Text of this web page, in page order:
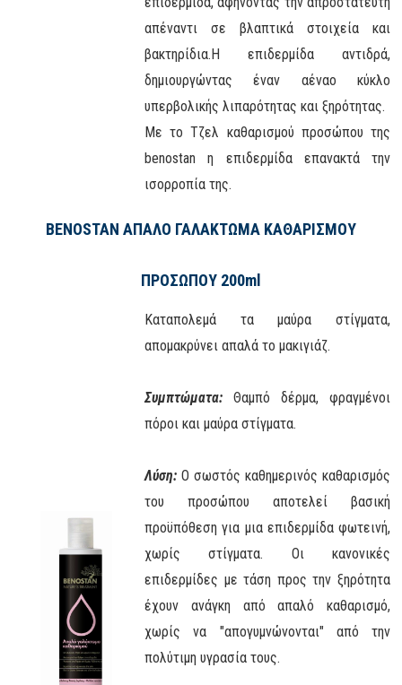
απέναντι σε βλαπτικά στοιχεία και
βακτηρίδια.Η επιδερμίδα αντιδρά,
δημιουργώντας έναν αέναο κύκλο
υπερβολικής λιπαρότητας και ξηρότητας.
Με το Τζελ καθαρισμού προσώπου της
benostan η επιδερμίδα επανακτά την
ισορροπία της.
BENOSTAN ΑΠΑΛΟ ΓΑΛΑΚΤΩΜΑ ΚΑΘΑΡΙΣΜΟΥ
ΠΡΟΣΩΠΟΥ 200ml
Καταπολεμά τα μαύρα στίγματα,
απομακρύνει απαλά το μακιγιάζ.
Συμπτώματα: Θαμπό δέρμα, φραγμένοι
πόροι και μαύρα στίγματα.
Λύση: Ο σωστός καθημερινός καθαρισμός
του προσώπου αποτελεί βασική
προϋπόθεση για μια επιδερμίδα φωτεινή,
χωρίς στίγματα. Οι κανονικές
επιδερμίδες με τάση προς την ξηρότητα
έχουν ανάγκη από απαλό καθαρισμό,
χωρίς να "απογυμνώνονται" από την
πολύτιμη υγρασία τους.